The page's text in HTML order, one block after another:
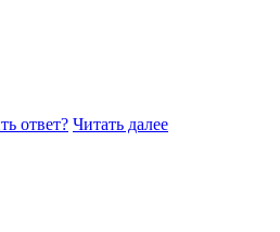
ответ? Читать далее